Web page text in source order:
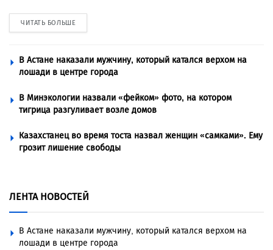
ЧИТАТЬ БОЛЬШЕ
В Астане наказали мужчину, который катался верхом на
лошади в центре города
В Минэкологии назвали «фейком» фото, на котором
тигрица разгуливает возле домов
Казахстанец во время тоста назвал женщин «самками». Ему
грозит лишение свободы
ЛЕНТА НОВОСТЕЙ
В Астане наказали мужчину, который катался верхом на
лошади в центре города